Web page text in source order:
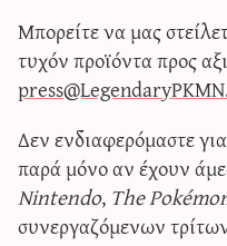
Μπορείτε να μας
τυχόν προϊόντα προς
Δεν ενδιαφερόμαστε
παρά μόνο αν έχουν
Nintendo,The
συνεργαζόμενων